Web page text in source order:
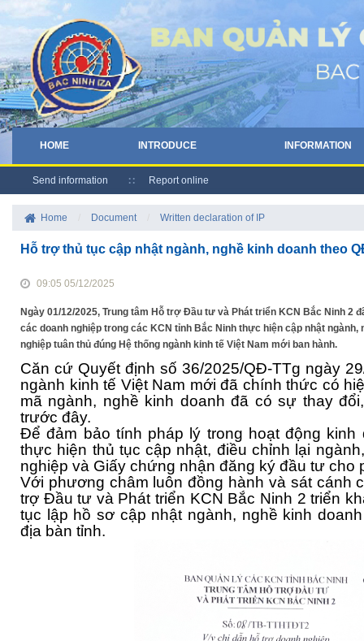
HOME INTRODUCE INFORMATION
Send information Report online
Home Document Written declaration of IP
Hỗ trợ thủ tục cập nhật ngành, nghề kinh doanh theo
09:05 05/12/2025
Ngày 01/12/2025, Trung tâm Hỗ trợ Đầu tư và Phát triển KCN Bắc Ninh 2
các doanh nghiệp trong các KCN tỉnh Bắc Ninh thực hiện cập nhật
nghiệp tuân thủ đúng Hệ thống ngành kinh tế Việt Nam mới ban hành.
Căn cứ Quyết định số 36/2025/QĐ-TTg ngày
ngành kinh tế Việt Nam mới đã chính thức có
mã ngành, nghề kinh doanh đã có sự thay
trước đây.
Để đảm bảo tính pháp lý trong hoạt động
thực hiện thủ tục cập nhật, điều chỉnh lại
nghiệp và Giấy chứng nhận đăng ký đầu tư cho
Với phương châm luôn đồng hành và sát cánh
trợ Đầu tư và Phát triển KCN Bắc Ninh 2 triển
tục lập hồ sơ cập nhật ngành, nghề kinh
địa bàn tỉnh.